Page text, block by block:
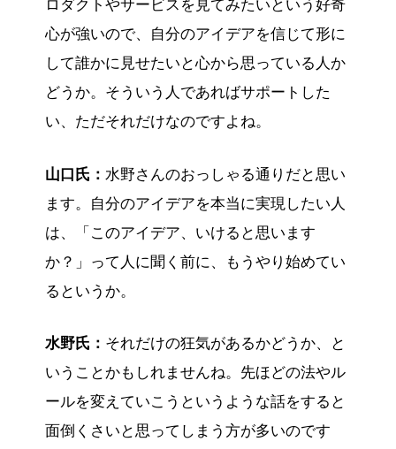
ロダクトやサービスを見てみたいという好奇
心が強いので、自分のアイデアを信じて形に
して誰かに見せたいと心から思っている人か
どうか。そういう人であればサポートした
い、ただそれだけなのですよね。
山口氏： 水野さんのおっしゃる通りだと思い
ます。自分のアイデアを本当に実現したい人
は、「このアイデア、いけると思います
か？」って人に聞く前に、もうやり始めてい
るというか。
水野氏： それだけの狂気があるかどうか、と
いうことかもしれませんね。先ほどの法やル
ールを変えていこうというような話をすると
面倒くさいと思ってしまう方が多いのです